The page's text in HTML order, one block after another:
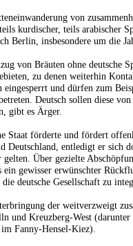
von
kurdischer, teils arabischer
Berlin, insbesondere um die
von Bräuten ohne deutsche
zu denen weiterhin
eingesperrt und dürfen zum
Deutsch sollen diese
gibt es Ärger.
Staat förderte und fördert
Deutschland, entledigt er sich
gelten. Über gezielte
ein gewisser erwünschter
deutsche Gesellschaft zu
der weitverzweigt
und Kreuzberg-West
Fanny-Hensel-Kiez).